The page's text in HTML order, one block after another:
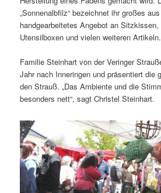
„Sonnenalbfilz“ bezeichnet ihr großes
handgearbeitetes Angebot an
Utensilboxen und vielen weiteren Artikeln.
Familie Steinhart von der Veringer
Jahr nach Inneringen und präsentiert die
den Strauß. „Das Ambiente und die
besonders nett“, sagt Christel Steinhart.